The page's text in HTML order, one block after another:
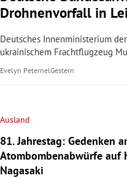
Drohnenvorfall in
Deutsches Innenministerium
ukrainischem Frachtflugzeug
Evelyn PeternelGestern
Ausland
81. Jahrestag: Gedenken
Atombombenabwürfe auf
Nagasaki